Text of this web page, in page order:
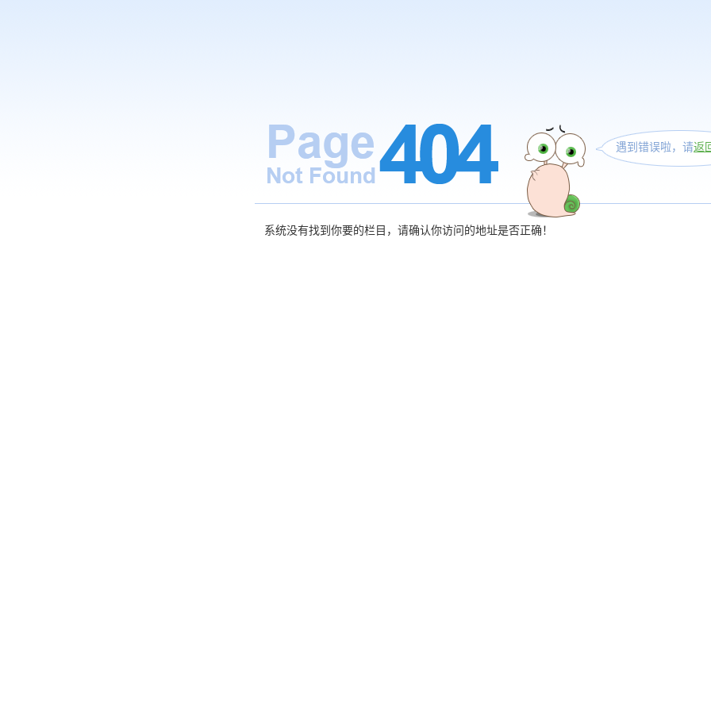
遇到错误啦，请返
系统没有找到你要的栏目，请确认你访问的地址是否正确！